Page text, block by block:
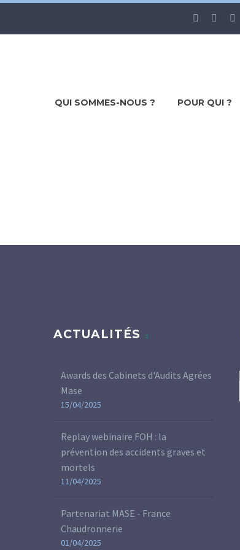
QUI SOMMES-NOUS ? POUR QUI ?
ACTUALITÉS
Awards des Cabinets d'Audits Agrées
Mase
15/04/2025
Replay webinaire FOH : la
prévention des accidents graves et
mortels
11/04/2025
Partenariat MASE - France
Chaudronnerie
01/04/2025